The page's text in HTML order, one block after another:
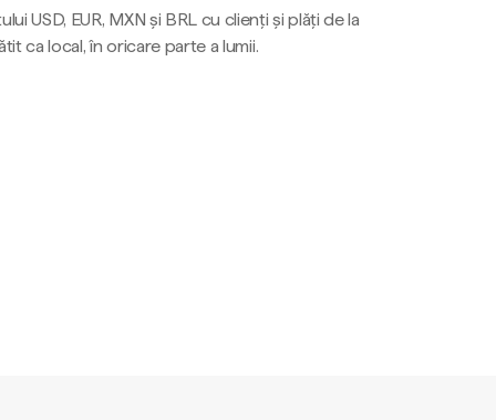
USD, EUR, MXN și BRL cu clienți și plăți de la
ca local, în oricare parte a lumii.